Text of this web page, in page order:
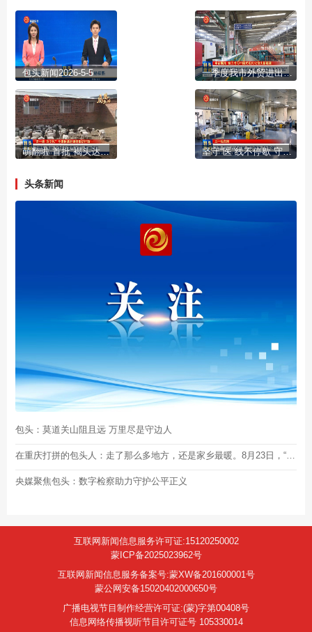
包头新闻2026-5-5 一季度我市外贸进出口总值达63.8亿元 实现首季“开门红”
萌翻啦 首批“褐头达茂草原羊”集体报到 坚守“医”线不停歇 守护健康“不打烊”
头条新闻
包头：莫道关山阻且远 万里尽是守边人
在重庆打拼的包头人：走了那么多地方，还是家乡最暖。8月23日，“包头企业家日”见
央媒聚焦包头：数字检察助力守护公平正义
互联网新闻信息服务许可证:15120250002
蒙ICP备2025023962号
互联网新闻信息服务备案号:蒙XW备201600001号
蒙公网安备15020402000650号
广播电视节目制作经营许可证:(蒙)字第00408号
信息网络传播视听节目许可证号 105330014